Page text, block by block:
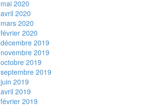
mai 2020
avril 2020
mars 2020
février 2020
décembre 2019
novembre 2019
octobre 2019
septembre 2019
juin 2019
avril 2019
février 2019